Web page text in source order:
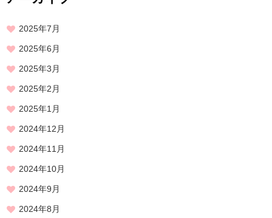
2025年7月
2025年6月
2025年3月
2025年2月
2025年1月
2024年12月
2024年11月
2024年10月
2024年9月
2024年8月